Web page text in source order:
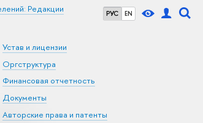
РУС EN
Редакции
Устав и лицензии
Оргструктура
Финансовая отчетность
Документы
Авторские права и патенты